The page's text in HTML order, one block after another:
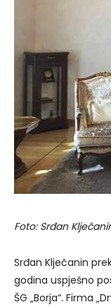
Foto: Srđan
Srđan Klječanin
godina uspješno
ŠG „Borja“. Firma